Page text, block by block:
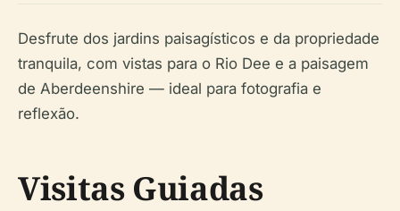
Desfrute dos jardins paisagísticos e da propriedade
tranquila, com vistas para o Rio Dee e a paisagem
de Aberdeenshire — ideal para fotografia e
reflexão.
Visitas Guiadas